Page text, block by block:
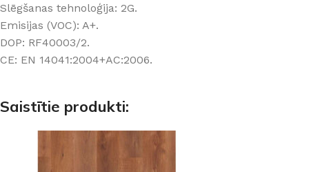
Slēgšanas tehnoloģija: 2G.
Emisijas (VOC): A+.
DOP: RF40003/2.
CE: EN 14041:2004+AC:2006.
Saistītie produkti: